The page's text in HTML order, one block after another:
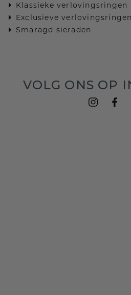
Klassieke verlovingsringen
Exclusieve verlovingsringen
Smaragd sieraden
VOLG ONS OP